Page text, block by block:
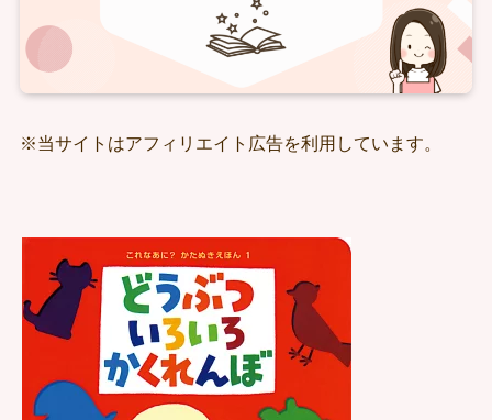
※当サイトはアフィリエイト広告を利用しています。